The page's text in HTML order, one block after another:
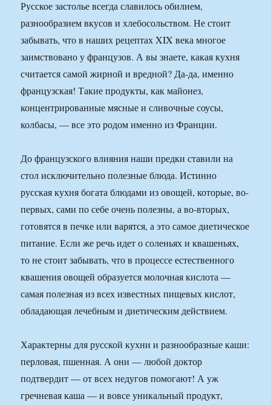
Русское застолье всегда славилось обилием,
разнообразием вкусов и хлебосольством. Не стоит
забывать, что в наших рецептах XIX века многое
заимствовано у французов. А вы знаете, какая кухня
считается самой жирной и вредной? Да-да, именно
французская! Такие продукты, как майонез,
концентрированные мясные и сливочные соусы,
колбасы, — все это родом именно из Франции.
До французского влияния наши предки ставили на
стол исключительно полезные блюда. Истинно
русская кухня богата блюдами из овощей, которые, во-
первых, сами по себе очень полезны, а во-вторых,
готовятся в печке или варятся, а это самое диетическое
питание. Если же речь идет о соленьях и квашеньях,
то не стоит забывать, что в процессе естественного
квашения овощей образуется молочная кислота —
самая полезная из всех известных пищевых кислот,
обладающая лечебным и диетическим действием.
Характерны для русской кухни и разнообразные каши:
перловая, пшенная. А они — любой доктор
подтвердит — от всех недугов помогают! А уж
гречневая каша — и вовсе уникальный продукт,